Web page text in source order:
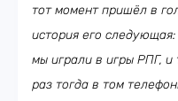
тот момент пришёл в
история его следующая:
мы играли в игры РПГ, и
раз тогда в том